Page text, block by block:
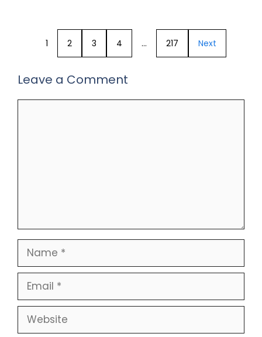
1 2 3 4 … 217 Next
Leave a Comment
Name
Email
Website